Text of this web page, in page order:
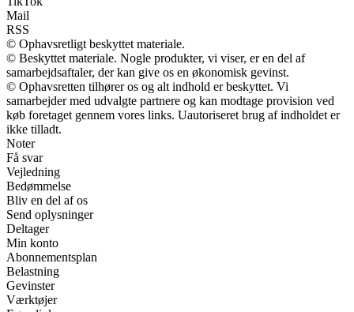
Mail
RSS
© Ophavsretligt beskyttet materiale.
© Beskyttet materiale. Nogle produkter, vi viser, er en del af
samarbejdsaftaler, der kan give os en økonomisk gevinst.
© Ophavsretten tilhører os og alt indhold er beskyttet. Vi
samarbejder med udvalgte partnere og kan modtage provision ved
køb foretaget gennem vores links. Uautoriseret brug af indholdet er
ikke tilladt.
Noter
Få svar
Vejledning
Bedømmelse
Bliv en del af os
Send oplysninger
Deltager
Min konto
Abonnementsplan
Belastning
Gevinster
Værktøjer